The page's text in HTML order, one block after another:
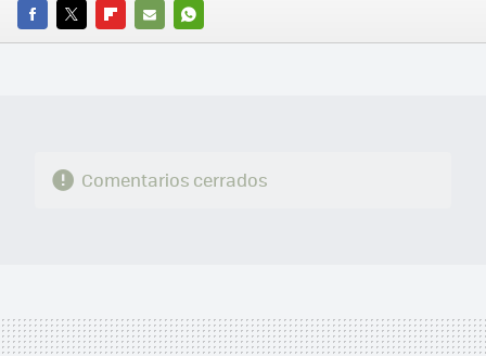
FACEBOOK
TWITTERFLIPBOARD
E-
WHATSAPP
Comentarios cerrados